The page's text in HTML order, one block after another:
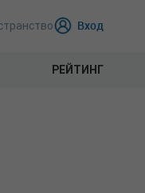
Вход
РЕЙТИНГ